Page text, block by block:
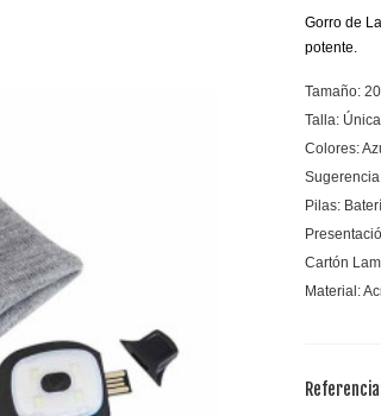
Gorro de
potente.
Tamaño:
Talla:
Colores:
Pilas:
Cartón
Material: